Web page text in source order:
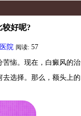
好呢?
院 阅读: 57
恼。现在，白癜风的治
选择。那么，额头上的